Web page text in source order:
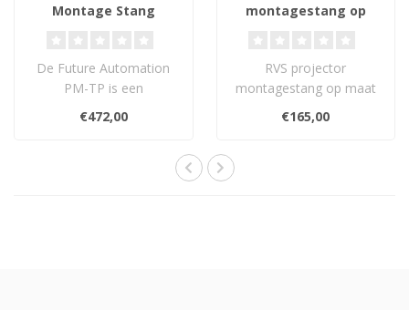
Montage Stang
De Future Automation
PM-TP is een
telescopische
projectorpaal van
€472,00
montagestang op
RVS projector
montagestang op maat
voor gebruik met Future
Automation PM-UNI. Id..
€165,00